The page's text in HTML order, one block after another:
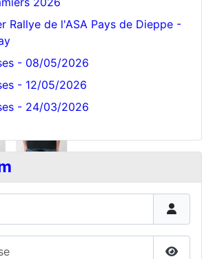
Rallye de l'ASA Pays de Dieppe -
- 08/05/2026
- 12/05/2026
- 24/03/2026